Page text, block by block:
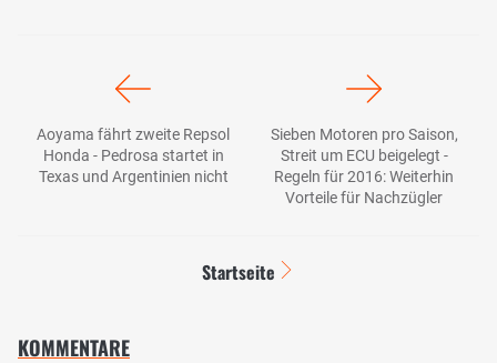
Aoyama fährt zweite Repsol
Honda - Pedrosa startet in
Texas und Argentinien nicht
Sieben Motoren pro Saison,
Streit um ECU beigelegt -
Regeln für 2016: Weiterhin
Vorteile für Nachzügler
Startseite
KOMMENTARE